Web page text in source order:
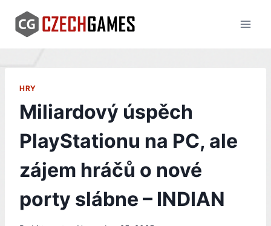
content
HRY
Miliardový úspěch
PlayStationu na PC, ale
zájem hráčů o nové
porty slábne – INDIAN